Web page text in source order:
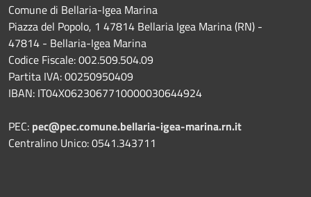
Comune di Bellaria-Igea Marina
Piazza del Popolo, 1 47814 Bellaria Igea Marina (RN) -
47814 - Bellaria-Igea Marina
Codice Fiscale: 002.509.504.09
Partita IVA: 00250950409
IBAN: IT04X0623067710000030644924
PEC: pec@pec.comune.bellaria-igea-marina.rn.it
Centralino Unico: 0541.343711